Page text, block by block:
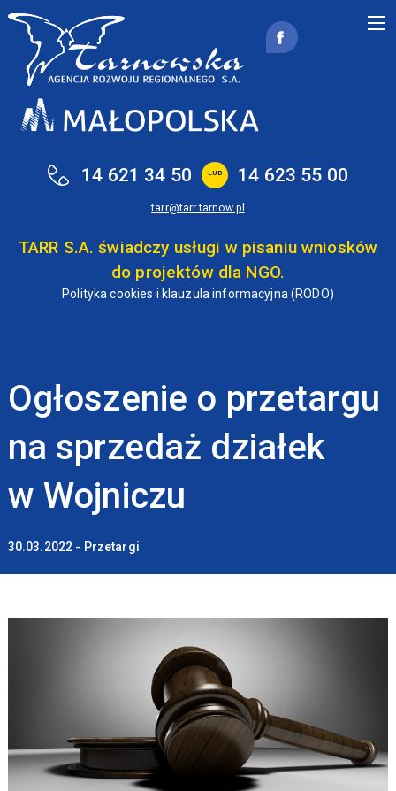
14 621 34 50 LUB 14 623 55 00
tarr@tarr.tarnow.pl
TARR S.A. świadczy usługi w pisaniu wniosków
do projektów dla NGO.
Polityka cookies i klauzula informacyjna (RODO)
Ogłoszenie o przetargu
na sprzedaż działek
w Wojniczu
30.03.2022 - Przetargi